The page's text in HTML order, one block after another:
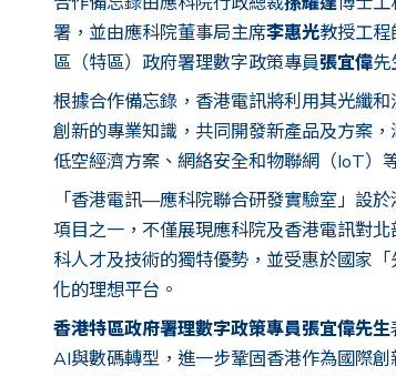
署，並由應科院董事局主席李惠光教授工
區（特區）政府署理數字政策專員張宜偉先
根據合作備忘錄，香港電訊將利用其光纖
創新的專業知識，共同開發新產品及方案
低空經濟方案、網絡安全和物聯網（IoT）
「香港電訊—應科院聯合研發實驗室」設
項目之一，不僅展現應科院及香港電訊對
科人才及技術的獨特優勢，並受惠於國家
化的理想平台。
香港特區政府署理數字政策專員張宜偉先生
AI與數碼轉型，進一步鞏固香港作為國際